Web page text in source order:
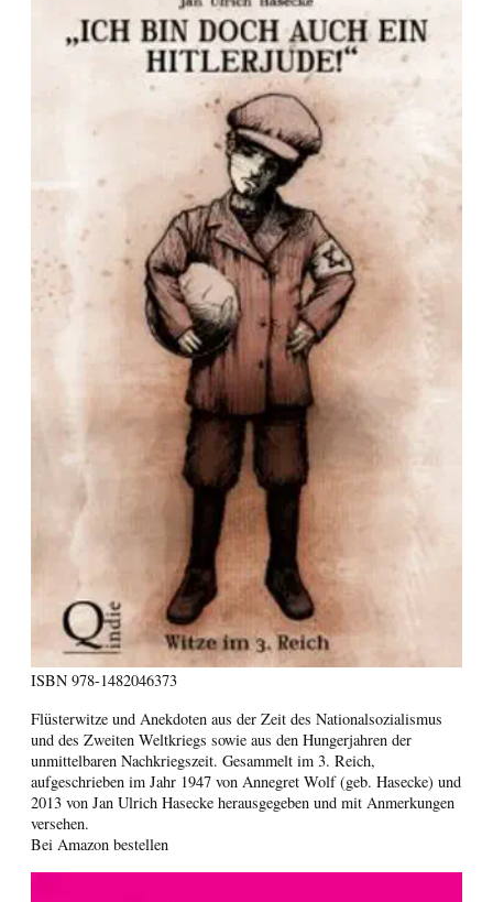
ISBN 978-1482046373
Flüsterwitze und Anekdoten aus der Zeit des Nationalsozialismus
und des Zweiten Weltkriegs sowie aus den Hungerjahren der
unmittelbaren Nachkriegszeit. Gesammelt im 3. Reich,
aufgeschrieben im Jahr 1947 von Annegret Wolf (geb. Hasecke) und
2013 von Jan Ulrich Hasecke herausgegeben und mit Anmerkungen
versehen.
Bei Amazon bestellen